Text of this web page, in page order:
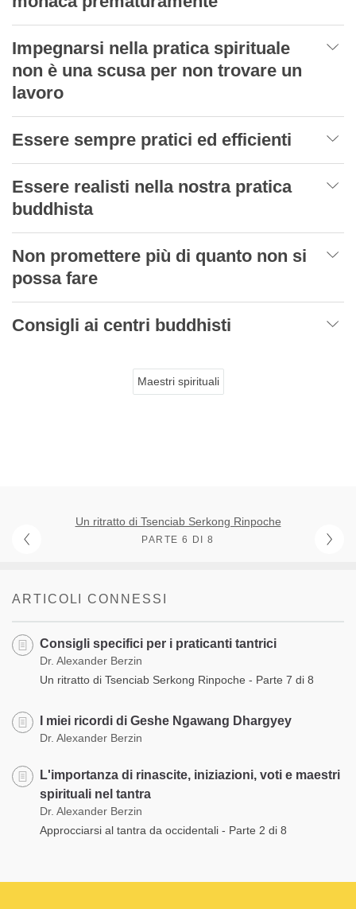
Impegnarsi nella pratica spirituale
non è una scusa per non trovare un
lavoro
Essere sempre pratici ed efficienti
Essere realisti nella nostra pratica
buddhista
Non promettere più di quanto non si
possa fare
Consigli ai centri buddhisti
Maestri spirituali
Un ritratto di Tsenciab Serkong Rinpoche
PARTE 6 DI 8
ARTICOLI CONNESSI
Consigli specifici per i praticanti tantrici
Dr. Alexander Berzin
Un ritratto di Tsenciab Serkong Rinpoche - Parte 7 di 8
I miei ricordi di Geshe Ngawang Dhargyey
Dr. Alexander Berzin
L'importanza di rinascite, iniziazioni, voti e maestri
spirituali nel tantra
Dr. Alexander Berzin
Approcciarsi al tantra da occidentali - Parte 2 di 8